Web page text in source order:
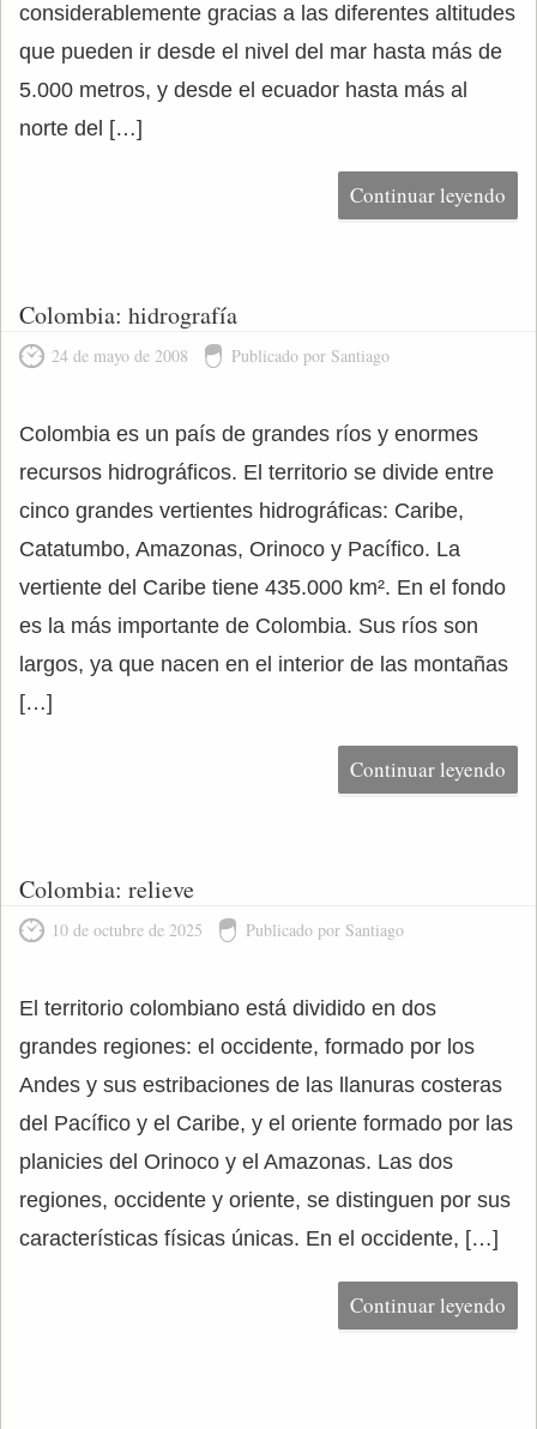
considerablemente gracias a las diferentes altitudes
que pueden ir desde el nivel del mar hasta más de
5.000 metros, y desde el ecuador hasta más al
norte del […]
Continuar leyendo
Colombia: hidrografía
24 de mayo de 2008 Publicado por Santiago
Colombia es un país de grandes ríos y enormes
recursos hidrográficos. El territorio se divide entre
cinco grandes vertientes hidrográficas: Caribe,
Catatumbo, Amazonas, Orinoco y Pacífico. La
vertiente del Caribe tiene 435.000 km². En el fondo
es la más importante de Colombia. Sus ríos son
largos, ya que nacen en el interior de las montañas
[…]
Continuar leyendo
Colombia: relieve
10 de octubre de 2025 Publicado por Santiago
El territorio colombiano está dividido en dos
grandes regiones: el occidente, formado por los
Andes y sus estribaciones de las llanuras costeras
del Pacífico y el Caribe, y el oriente formado por las
planicies del Orinoco y el Amazonas. Las dos
regiones, occidente y oriente, se distinguen por sus
características físicas únicas. En el occidente, […]
Continuar leyendo